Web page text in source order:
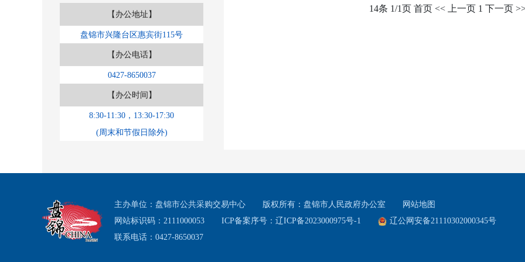
【办公地址】
盘锦市兴隆台区惠宾街115号
【办公电话】
0427-8650037
【办公时间】
8:30-11:30，13:30-17:30
(周末和节假日除外)
14条 1/1页 首页 << 上一页 1 下一页
主办单位：盘锦市公共采购交易中心 版权所有：盘锦市人民政府办公室
网站地图
网站标识码：2111000053
ICP备案序号：辽ICP备2023000975号-1
辽公网安备21110302000345号
联系电话：0427-8650037